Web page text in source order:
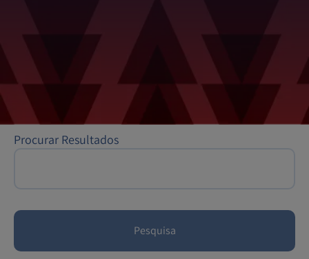
Procurar Resultados
Pesquisa